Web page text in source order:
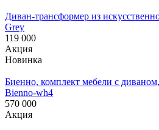
Диван-трансформер из
Grey
119 000
Акция
Новинка
Биенно, комплект мебели с
Bienno-wh4
570 000
Акция